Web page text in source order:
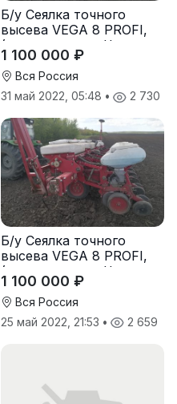
Б/у Сеялка точного
высева VEGA 8 PROFI,
(производство Червона
Зирка), 2016 г., в
отличном состоянии
1 100 000 ₽
Вся Россия
31 май 2022, 05:48 • 2 730
Б/у Сеялка точного
высева VEGA 8 PROFI,
(производство Червона
Зирка), 2016 г., в
отличном состоянии
1 100 000 ₽
Вся Россия
25 май 2022, 21:53 • 2 659